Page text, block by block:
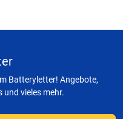
Batteryletter! Angebote,
vieles mehr.